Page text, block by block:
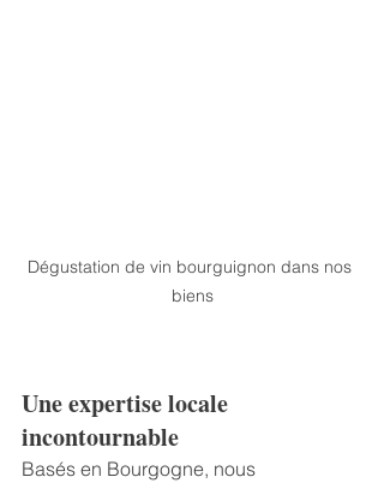
Dégustation de vin bourguignon dans nos
biens
Une expertise locale
incontournable
Basés en Bourgogne, nous